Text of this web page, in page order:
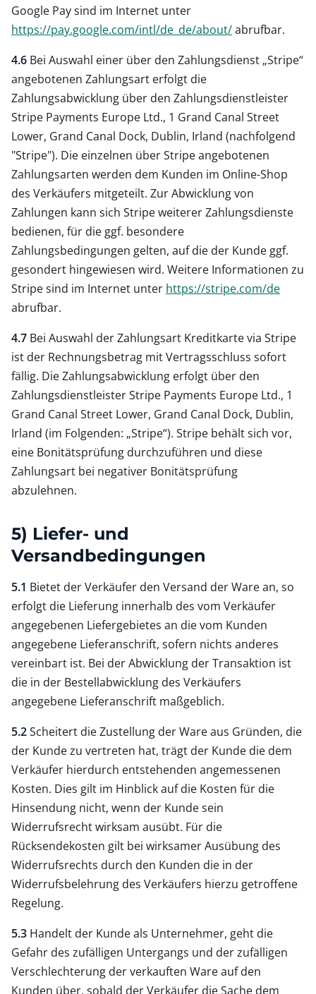
Google Pay sind im Internet unter
https://pay.google.com/intl/de_de/about/abrufbar.
4.6 Bei Auswahl einer über den Zahlungsdienst „Stripe“
angebotenen Zahlungsart erfolgt die
Zahlungsabwicklung über den Zahlungsdienstleister
Stripe Payments Europe Ltd., 1 Grand Canal Street
Lower, Grand Canal Dock, Dublin, Irland (nachfolgend
"Stripe"). Die einzelnen über Stripe angebotenen
Zahlungsarten werden dem Kunden im Online-Shop
des Verkäufers mitgeteilt. Zur Abwicklung von
Zahlungen kann sich Stripe weiterer Zahlungsdienste
bedienen, für die ggf. besondere
Zahlungsbedingungen gelten, auf die der Kunde ggf.
gesondert hingewiesen wird. Weitere Informationen zu
Stripe sind im Internet unter https://stripe.com/de
abrufbar.
4.7 Bei Auswahl der Zahlungsart Kreditkarte via Stripe
ist der Rechnungsbetrag mit Vertragsschluss sofort
fällig. Die Zahlungsabwicklung erfolgt über den
Zahlungsdienstleister Stripe Payments Europe Ltd., 1
Grand Canal Street Lower, Grand Canal Dock, Dublin,
Irland (im Folgenden: „Stripe“). Stripe behält sich vor,
eine Bonitätsprüfung durchzuführen und diese
Zahlungsart bei negativer Bonitätsprüfung
abzulehnen.
5) Liefer- und
Versandbedingungen
5.1 Bietet der Verkäufer den Versand der Ware an, so
erfolgt die Lieferung innerhalb des vom Verkäufer
angegebenen Liefergebietes an die vom Kunden
angegebene Lieferanschrift, sofern nichts anderes
vereinbart ist. Bei der Abwicklung der Transaktion ist
die in der Bestellabwicklung des Verkäufers
angegebene Lieferanschrift maßgeblich.
5.2Scheitert die Zustellung der Ware aus Gründen, die
der Kunde zu vertreten hat, trägt der Kunde die dem
Verkäufer hierdurch entstehenden angemessenen
Kosten. Dies gilt im Hinblick auf die Kosten für die
Hinsendung nicht, wenn der Kunde sein
Widerrufsrecht wirksam ausübt. Für die
Rücksendekosten gilt bei wirksamer Ausübung des
Widerrufsrechts durch den Kunden die in der
Widerrufsbelehrung des Verkäufers hierzu getroffene
Regelung.
5.3 Handelt der Kunde als Unternehmer, geht die
Gefahr des zufälligen Untergangs und der zufälligen
Verschlechterung der verkauften Ware auf den
Kunden über, sobald der Verkäufer die Sache dem